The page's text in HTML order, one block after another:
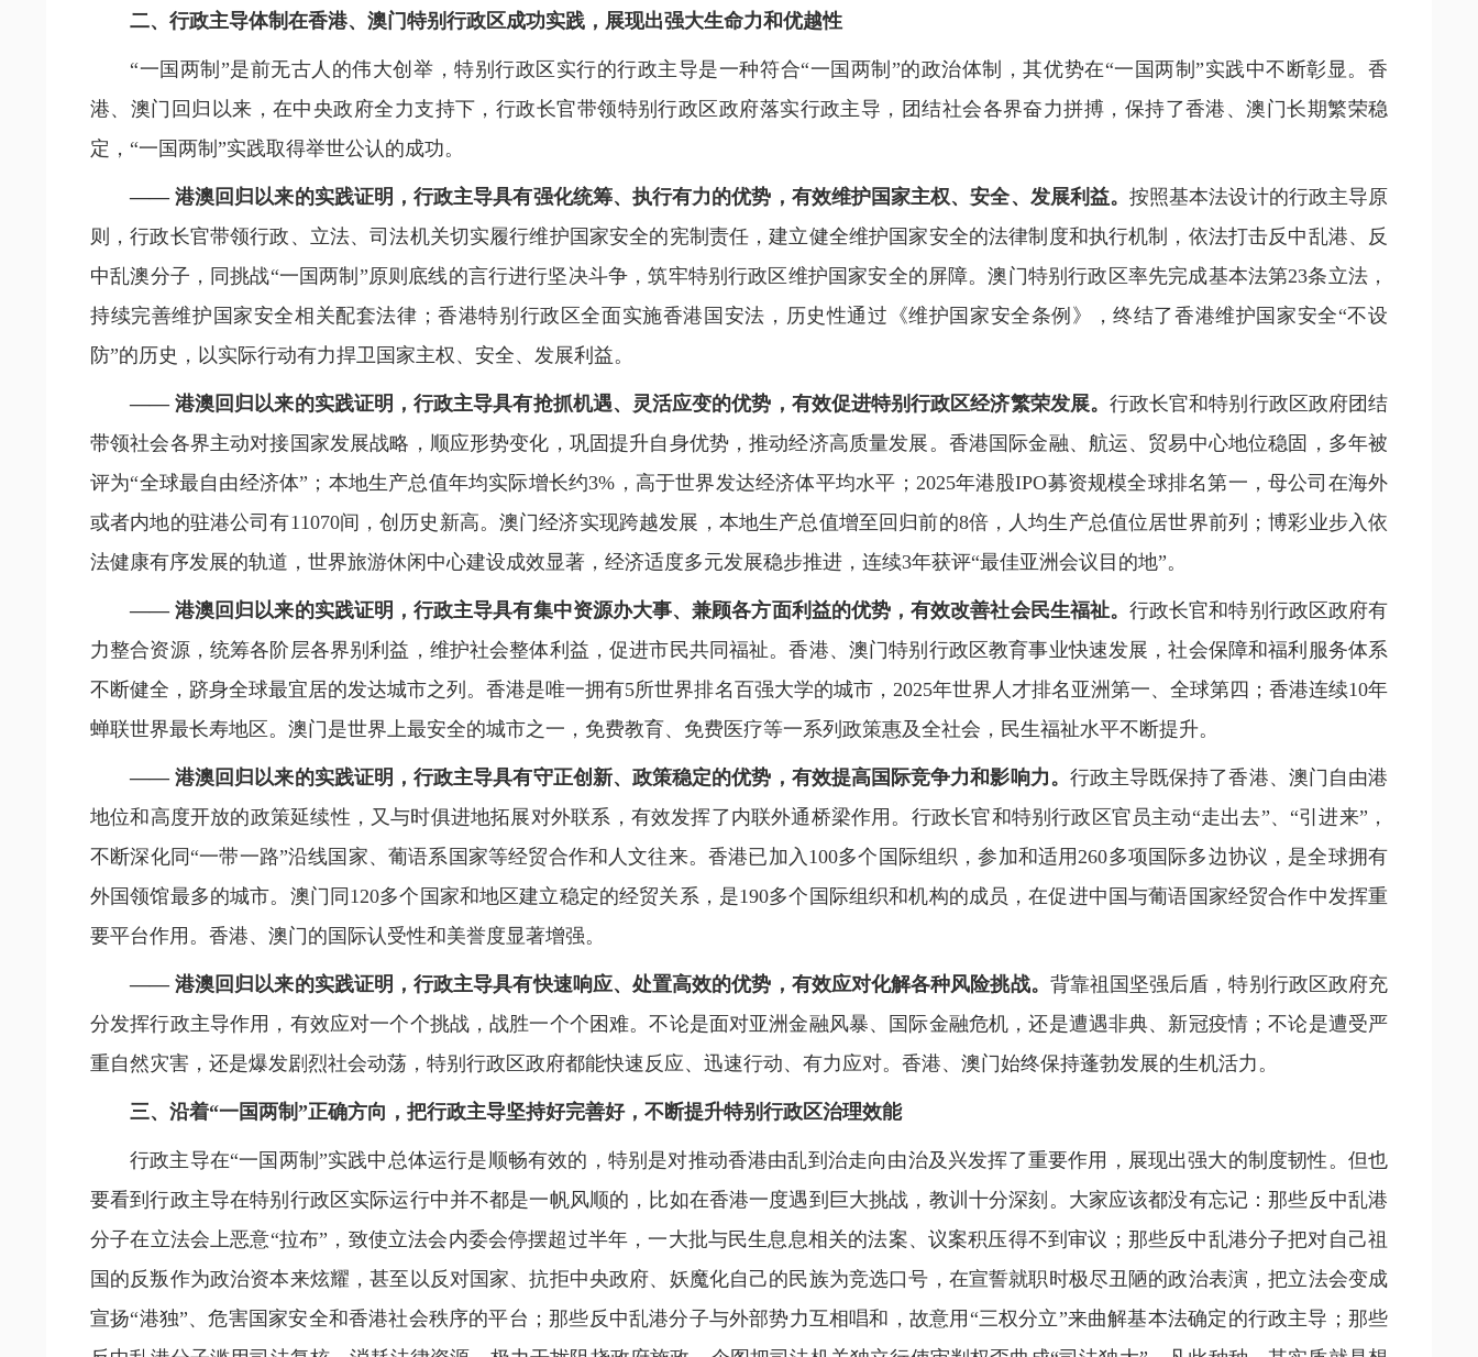
二、行政主导体制在香港、澳门特别行政区成功实践，展现出强大生命力和优越性
“一国两制”是前无古人的伟大创举，特别行政区实行的行政主导是一种符合“一国两制”的政治体制，其优势在“一国两制”实践中不断彰显。香
港、澳门回归以来，在中央政府全力支持下，行政长官带领特别行政区政府落实行政主导，团结社会各界奋力拼搏，保持了香港、澳门长期繁荣稳
定，“一国两制”实践取得举世公认的成功。
—— 港澳回归以来的实践证明，行政主导具有强化统筹、执行有力的优势，有效维护国家主权、安全、发展利益。按照基本法设计的行政主导原
则，行政长官带领行政、立法、司法机关切实履行维护国家安全的宪制责任，建立健全维护国家安全的法律制度和执行机制，依法打击反中乱港、反
中乱澳分子，同挑战“一国两制”原则底线的言行进行坚决斗争，筑牢特别行政区维护国家安全的屏障。澳门特别行政区率先完成基本法第23条立法，
持续完善维护国家安全相关配套法律；香港特别行政区全面实施香港国安法，历史性通过《维护国家安全条例》，终结了香港维护国家安全“不设
防”的历史，以实际行动有力捍卫国家主权、安全、发展利益。
—— 港澳回归以来的实践证明，行政主导具有抢抓机遇、灵活应变的优势，有效促进特别行政区经济繁荣发展。 行政长官和特别行政区政府团结
带领社会各界主动对接国家发展战略，顺应形势变化，巩固提升自身优势，推动经济高质量发展。香港国际金融、航运、贸易中心地位稳固，多年被
评为“全球最自由经济体”；本地生产总值年均实际增长约3%，高于世界发达经济体平均水平；2025年港股IPO募资规模全球排名第一，母公司在海外
或者内地的驻港公司有11070间，创历史新高。澳门经济实现跨越发展，本地生产总值增至回归前的8倍，人均生产总值位居世界前列；博彩业步入依
法健康有序发展的轨道，世界旅游休闲中心建设成效显著，经济适度多元发展稳步推进，连续3年获评“最佳亚洲会议目的地”。
—— 港澳回归以来的实践证明，行政主导具有集中资源办大事、兼顾各方面利益的优势，有效改善社会民生福祉。行政长官和特别行政区政府有
力整合资源，统筹各阶层各界别利益，维护社会整体利益，促进市民共同福祉。香港、澳门特别行政区教育事业快速发展，社会保障和福利服务体系
不断健全，跻身全球最宜居的发达城市之列。香港是唯一拥有5所世界排名百强大学的城市，2025年世界人才排名亚洲第一、全球第四；香港连续10年
蝉联世界最长寿地区。澳门是世界上最安全的城市之一，免费教育、免费医疗等一系列政策惠及全社会，民生福祉水平不断提升。
—— 港澳回归以来的实践证明，行政主导具有守正创新、政策稳定的优势，有效提高国际竞争力和影响力。 行政主导既保持了香港、澳门自由港
地位和高度开放的政策延续性，又与时俱进地拓展对外联系，有效发挥了内联外通桥梁作用。行政长官和特别行政区官员主动“走出去”、“引进来”，
不断深化同“一带一路”沿线国家、葡语系国家等经贸合作和人文往来。香港已加入100多个国际组织，参加和适用260多项国际多边协议，是全球拥有
外国领馆最多的城市。澳门同120多个国家和地区建立稳定的经贸关系，是190多个国际组织和机构的成员，在促进中国与葡语国家经贸合作中发挥重
要平台作用。香港、澳门的国际认受性和美誉度显著增强。
—— 港澳回归以来的实践证明，行政主导具有快速响应、处置高效的优势，有效应对化解各种风险挑战。 背靠祖国坚强后盾，特别行政区政府充
分发挥行政主导作用，有效应对一个个挑战，战胜一个个困难。不论是面对亚洲金融风暴、国际金融危机，还是遭遇非典、新冠疫情；不论是遭受严
重自然灾害，还是爆发剧烈社会动荡，特别行政区政府都能快速反应、迅速行动、有力应对。香港、澳门始终保持蓬勃发展的生机活力。
三、沿着“一国两制”正确方向，把行政主导坚持好完善好，不断提升特别行政区治理效能
行政主导在“一国两制”实践中总体运行是顺畅有效的，特别是对推动香港由乱到治走向由治及兴发挥了重要作用，展现出强大的制度韧性。但也
要看到行政主导在特别行政区实际运行中并不都是一帆风顺的，比如在香港一度遇到巨大挑战，教训十分深刻。大家应该都没有忘记：那些反中乱港
分子在立法会上恶意“拉布”，致使立法会内委会停摆超过半年，一大批与民生息息相关的法案、议案积压得不到审议；那些反中乱港分子把对自己祖
国的反叛作为政治资本来炫耀，甚至以反对国家、抗拒中央政府、妖魔化自己的民族为竞选口号，在宣誓就职时极尽丑陋的政治表演，把立法会变成
宣扬“港独”、危害国家安全和香港社会秩序的平台；那些反中乱港分子与外部势力互相唱和，故意用“三权分立”来曲解基本法确定的行政主导；那些